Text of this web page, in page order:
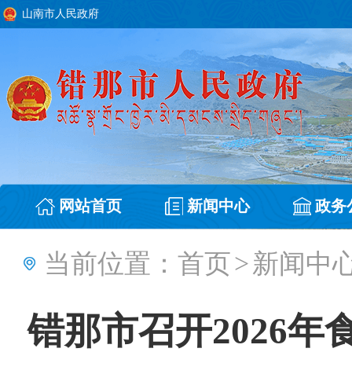
山南市人民政府
网站首页 新闻中心 政务
当前位置： 首页>新闻中
错那市召开2026年